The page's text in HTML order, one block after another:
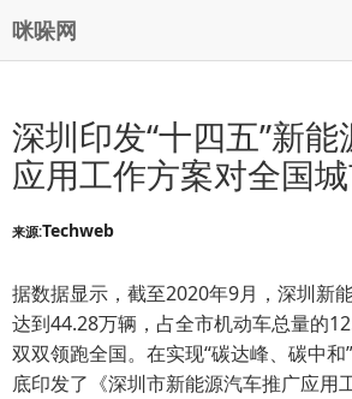
咪哚网
深圳印发“十四五”新
应用工作方案对全国
来源:Techweb
据数据显示，截至2020年9月，深圳新
达到44.28万辆，占全市机动车总量的
双双领跑全国。在实现“碳达峰、碳中和
底印发了《深圳市新能源汽车推广应用